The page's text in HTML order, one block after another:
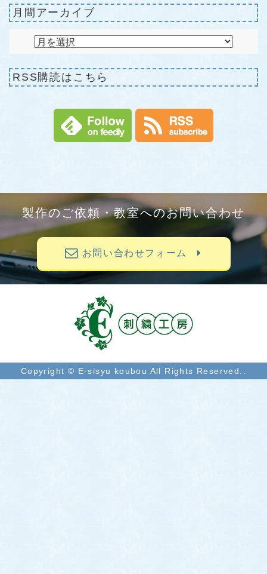
月間アーカイブ
RSS購読はこちら
製作のご依頼・教室へのお問い合わせ
お問い合わせフォーム
Copyright © E-sisyu koubou All Rights Reserved..